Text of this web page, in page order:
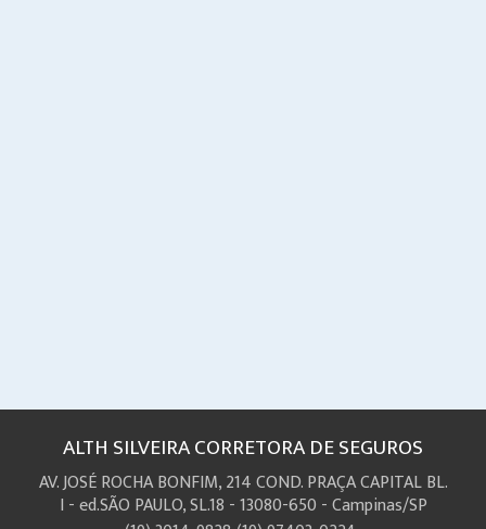
ALTH SILVEIRA CORRETORA DE SEGUROS
AV. JOSÉ ROCHA BONFIM, 214 COND. PRAÇA CAPITAL BL.
I - ed.SÃO PAULO, SL.18 - 13080-650 - Campinas/SP